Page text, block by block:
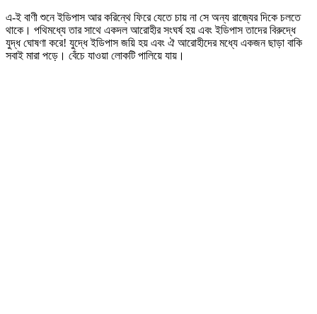
এ-ই বাণী শুনে ইডিপাস আর করিন্থে ফিরে যেতে চায় না সে অন্য রাজ্যের দিকে চলতে
থাকে। পথিমধ্যে তার সাথে একদল আরোহীর সংঘর্ষ হয় এবং ইডিপাস তাদের বিরুদ্ধে
যুদ্ধ ঘোষণা করে! যুদ্ধে ইডিপাস জয়ি হয় এবং ঐ আরোহীদের মধ্যে একজন ছাড়া বাকি
সবাই মারা পড়ে। বেঁচে যাওয়া লোকটি পালিয়ে যায়।